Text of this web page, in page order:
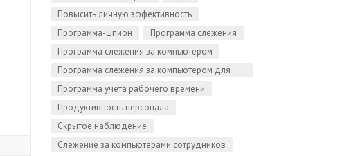
Повысить личную эффективность
Программа-шпион
Программа слежения
Программа слежения за компьютером
Программа слежения за компьютером для
Linux
Программа учета рабочего времени
Продуктивность персонала
Скрытое наблюдение
Слежение за компьютерами сотрудников